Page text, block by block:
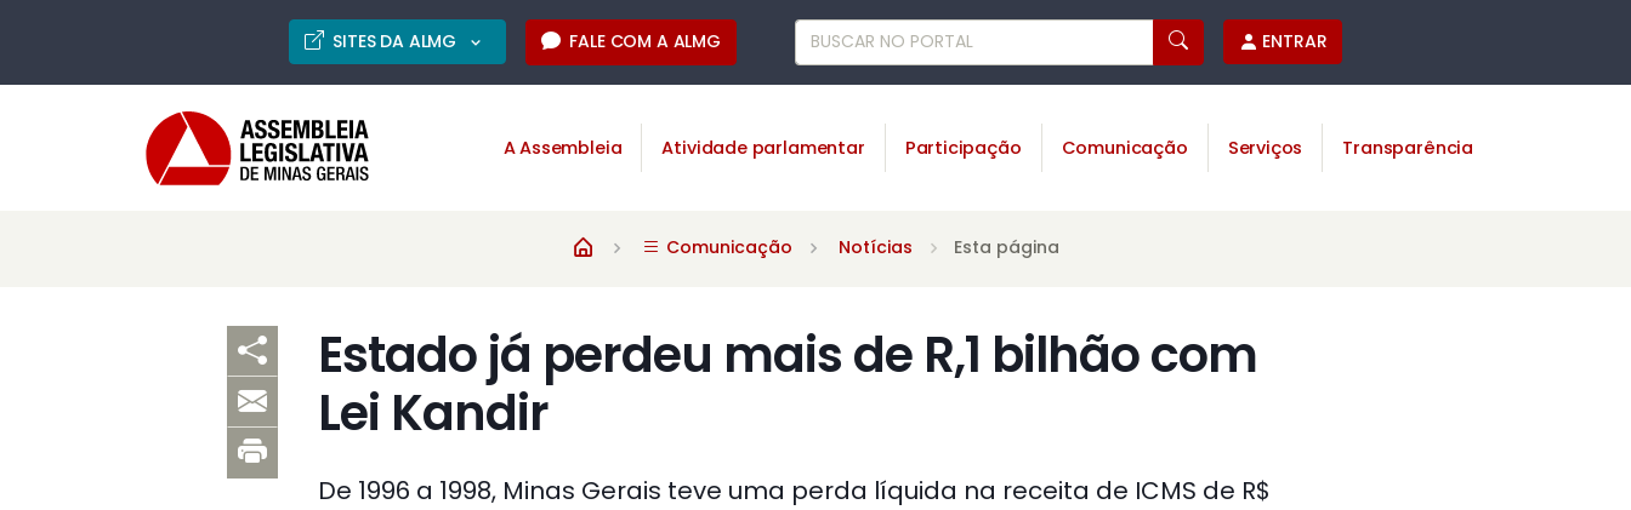
SITES DA ALMG FALE COM A ALMG ENTRAR
A Assembleia Atividade parlamentar Participação Comunicação Serviços Transparência
Comunicação Notícias Esta página
Estado já perdeu mais de R,1 bilhão com
Lei Kandir
De 1996 a 1998, Minas Gerais teve uma perda líquida na receita de ICMS de R$